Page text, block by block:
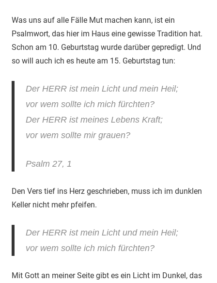
Was uns auf alle Fälle Mut machen kann, ist ein
Psalmwort, das hier im Haus eine gewisse Tradition hat.
Schon am 10. Geburtstag wurde darüber gepredigt. Und
so will auch ich es heute am 15. Geburtstag tun:
Der HERR ist mein Licht und mein Heil;
vor wem sollte ich mich fürchten?
Der HERR ist meines Lebens Kraft;
vor wem sollte mir grauen?
Psalm 27, 1
Den Vers tief ins Herz geschrieben, muss ich im dunklen
Keller nicht mehr pfeifen.
Der HERR ist mein Licht und mein Heil;
vor wem sollte ich mich fürchten?
Mit Gott an meiner Seite gibt es ein Licht im Dunkel, das